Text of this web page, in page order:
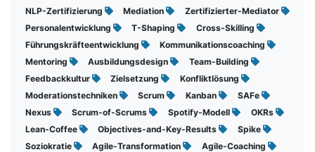
NLP-Zertifizierung
Mediation
Zertifizierter-Mediator
Personalentwicklung
T-Shaping
Cross-Skilling
Führungskräfteentwicklung
Kommunikationscoaching
Mentoring
Ausbildungsdesign
Team-Building
Feedbackkultur
Zielsetzung
Konfliktlösung
Moderationstechniken
Scrum Kanban
SAFe
Nexus
Scrum-of-Scrums Spotify-Modell
OKRs
Lean-Coffee
Objectives-and-Key-Results
Spike
Soziokratie
Agile-Transformation
Agile-Coaching